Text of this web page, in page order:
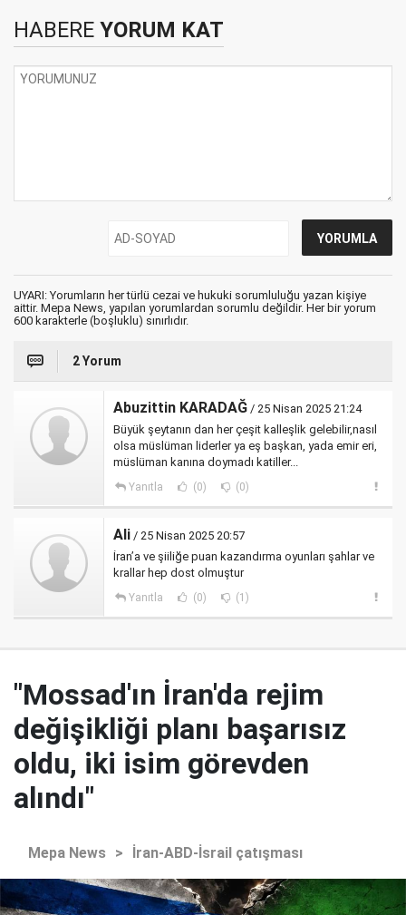
HABERE YORUM KAT
UYARI: Yorumların her türlü cezai ve hukuki sorumluluğu yazan kişiye
aittir. Mepa News, yapılan yorumlardan sorumlu değildir. Her bir yorum
600 karakterle (boşluklu) sınırlıdır.
2 Yorum
Abuzittin KARADAĞ / 25 Nisan 2025 21:24
Büyük şeytanın dan her çeşit kalleşlik gelebilir,nasıl
olsa müslüman liderler ya eş başkan, yada emir eri,
müslüman kanına doymadı katiller...
Yanıtla (0) (0)
Ali / 25 Nisan 2025 20:57
İran’a ve şiiliğe puan kazandırma oyunları şahlar ve
krallar hep dost olmuştur
Yanıtla (0) (1)
"Mossad'ın İran'da rejim
değişikliği planı başarısız
oldu, iki isim görevden
alındı"
Mepa News > İran-ABD-İsrail çatışması